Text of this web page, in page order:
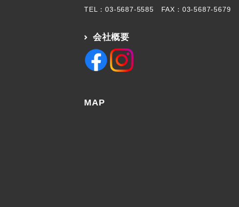
TEL：03-5687-5585 FAX：03-5687-5679
会社概要
MAP